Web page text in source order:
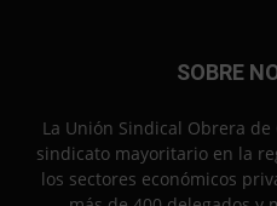
SOBRE
La Unión Sindical Obrera
sindicato mayoritario en la
los sectores económicos